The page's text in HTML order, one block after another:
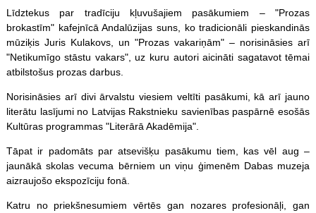
Līdztekus par tradīciju kļuvušajiem pasākumiem – "Prozas
brokastīm" kafejnīcā Andalūzijas suns, ko tradicionāli pieskandinās
mūziķis Juris Kulakovs, un "Prozas vakariņām" – norisināsies arī
"Netikumīgo stāstu vakars", uz kuru autori aicināti sagatavot tēmai
atbilstošus prozas darbus.
Norisināsies arī divi ārvalstu viesiem veltīti pasākumi, kā arī jauno
literātu lasījumi no Latvijas Rakstnieku savienības paspārnē esošās
Kultūras programmas "Literārā Akadēmija".
Tāpat ir padomāts par atsevišķu pasākumu tiem, kas vēl aug –
jaunākā skolas vecuma bērniem un viņu ģimenēm Dabas muzeja
aizraujošo ekspozīciju fonā.
Katru no priekšnesumiem vērtēs gan nozares profesionāļi, gan